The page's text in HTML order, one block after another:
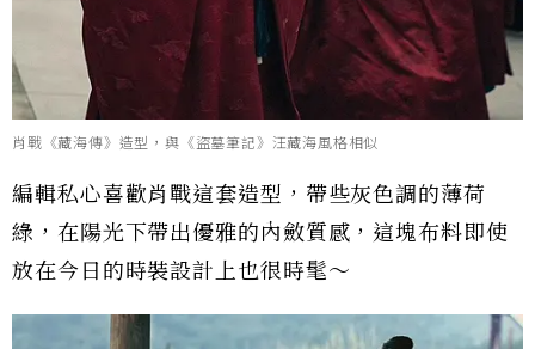
肖戰《藏海傳》造型，與《盜墓筆記》汪藏海風格相似
編輯私心喜歡肖戰這套造型，帶些灰色調的薄荷
綠，在陽光下帶出優雅的內斂質感，這塊布料即使
放在今日的時裝設計上也很時髦～